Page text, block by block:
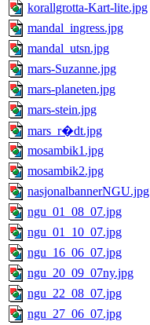
korallgrotta-Kart-lite.jpg
mandal_ingress.jpg
mandal_utsn.jpg
mars-Suzanne.jpg
mars-planeten.jpg
mars-stein.jpg
mars_r�dt.jpg
mosambik1.jpg
mosambik2.jpg
nasjonalbannerNGU.jpg
ngu_01_08_07.jpg
ngu_01_10_07.jpg
ngu_16_06_07.jpg
ngu_20_09_07ny.jpg
ngu_22_08_07.jpg
ngu_27_06_07.jpg